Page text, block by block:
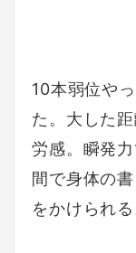
10本弱位や
た。大した
労感。瞬発
間で身体の
をかけられる